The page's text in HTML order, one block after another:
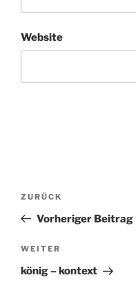
Website
Beitragsnavigation
Vorheriger
Beitrag
ZURÜCK
Vorheriger Beitrag
Nächster
Beitrag
WEITER
könig – kontext